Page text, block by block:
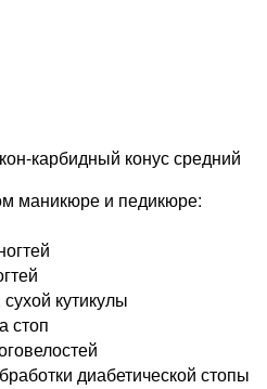
карбидный конус средний
маникюре и педикюре:
кутикулы
стоп
диабетической стопы